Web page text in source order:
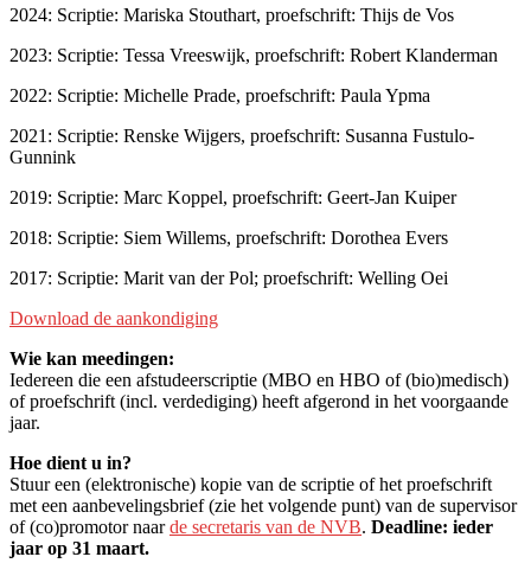
2024: Scriptie: Mariska Stouthart, proefschrift: Thijs de Vos
2023: Scriptie: Tessa Vreeswijk, proefschrift: Robert Klanderman
2022: Scriptie: Michelle Prade, proefschrift: Paula Ypma
2021: Scriptie: Renske Wijgers, proefschrift: Susanna Fustulo-
Gunnink
2019: Scriptie: Marc Koppel, proefschrift: Geert-Jan Kuiper
2018: Scriptie: Siem Willems, proefschrift: Dorothea Evers
2017: Scriptie: Marit van der Pol; proefschrift: Welling Oei
Download de aankondiging
Wie kan meedingen:
Iedereen die een afstudeerscriptie (MBO en HBO of (bio)medisch)
of proefschrift (incl. verdediging) heeft afgerond in het voorgaande
jaar.
Hoe dient u in?
Stuur een (elektronische) kopie van de scriptie of het proefschrift
met een aanbevelingsbrief (zie het volgende punt) van de supervisor
of (co)promotor naar de secretaris van de NVB. Deadline: ieder
jaar op 31 maart.